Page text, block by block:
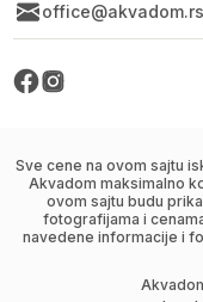
office@akvadom.rs
Sve cene na ovom sajtu
Akvadom maksimalno
ovom sajtu budu
fotografijama i
navedene informacije i